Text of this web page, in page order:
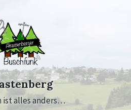
ist alles anders…